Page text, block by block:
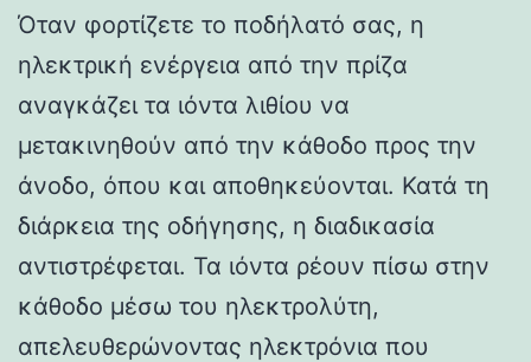
Όταν φορτίζετε το ποδήλατό σας, η
ηλεκτρική ενέργεια από την πρίζα
αναγκάζει τα ιόντα λιθίου να
μετακινηθούν από την κάθοδο προς την
άνοδο, όπου και αποθηκεύονται. Κατά τη
διάρκεια της οδήγησης, η διαδικασία
αντιστρέφεται. Τα ιόντα ρέουν πίσω στην
κάθοδο μέσω του ηλεκτρολύτη,
απελευθερώνοντας ηλεκτρόνια που